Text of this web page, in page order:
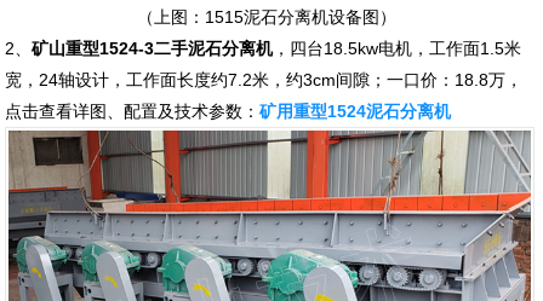
（上图：1515泥石分离机设备图）
2、矿山重型1524-3二手泥石分离机，四台18.5kw电机，工作面1.5米
宽，24轴设计，工作面长度约7.2米，约3cm间隙；一口价：18.8万，
点击查看详图、配置及技术参数：矿用重型1524泥石分离机